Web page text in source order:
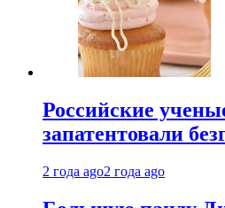
Российские
запатентовали
2 года ago2 года ago